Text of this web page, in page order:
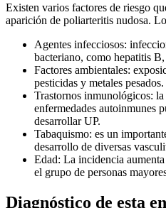
Existen varios factores de riesgo
aparición de poliarteritis nudosa.
Agentes infecciosos:
bacteriano, como hepatitis
Factores ambientales:
pesticidas y metales pesados.
Trastornos inmunológicos: la
enfermedades autoinmunes
desarrollar UP.
Tabaquismo: es un
desarrollo de diversas
Edad: La incidencia
el grupo de personas
Diagnóstico de esta